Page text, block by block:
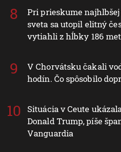
Pri prieskume
sveta sa utopil elitný
vytiahli z hĺbky 186
V Chorvátsku čakali
hodín. Čo spôsobilo
Situácia v Ceute
Donald Trump, píše
Vanguardia